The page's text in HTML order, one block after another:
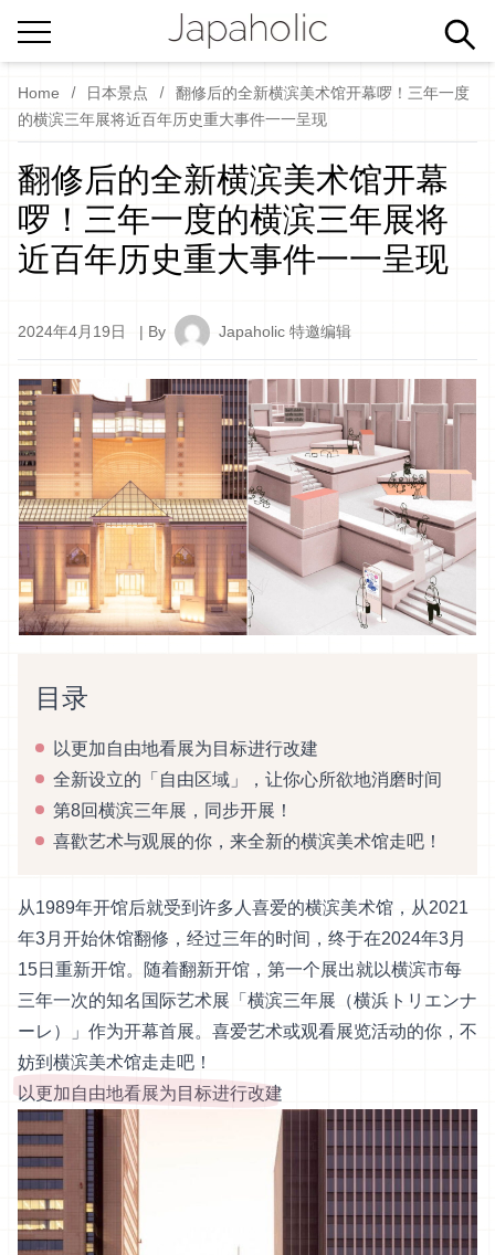
Home 日本景点
翻修后的全新横滨美术馆开幕啰！三年一度
的横滨三年展将近百年历史重大事件一一呈现
翻修后的全新横滨美术馆开幕
啰！三年一度的横滨三年展将
近百年历史重大事件一一呈现
2024年4月19日 | By Japaholic 特邀编辑
目录
以更加自由地看展为目标进行改建
全新设立的「自由区域」，让你心所欲地消磨时间
第8回横滨三年展，同步开展！
喜歡艺术与观展的你，来全新的横滨美术馆走吧！
从1989年开馆后就受到许多人喜爱的横滨美术馆，从2021
年3月开始休馆翻修，经过三年的时间，终于在2024年3月
15日重新开馆。随着翻新开馆，第一个展出就以横滨市每
三年一次的知名国际艺术展「横滨三年展（横浜トリエンナ
ーレ）」作为开幕首展。喜爱艺术或观看展览活动的你，不
妨到横滨美术馆走走吧！
以更加自由地看展为目标进行改建